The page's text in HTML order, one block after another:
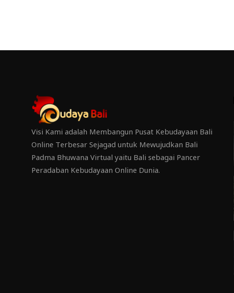
Visi Kami adalah Membangun Pusat Kebudayaan Bali
Online Terbesar Sejagad untuk Mewujudkan Bali
Padma Bhuwana Virtual yaitu Bali sebagai Pancer
Peradaban Kebudayaan Online Dunia.